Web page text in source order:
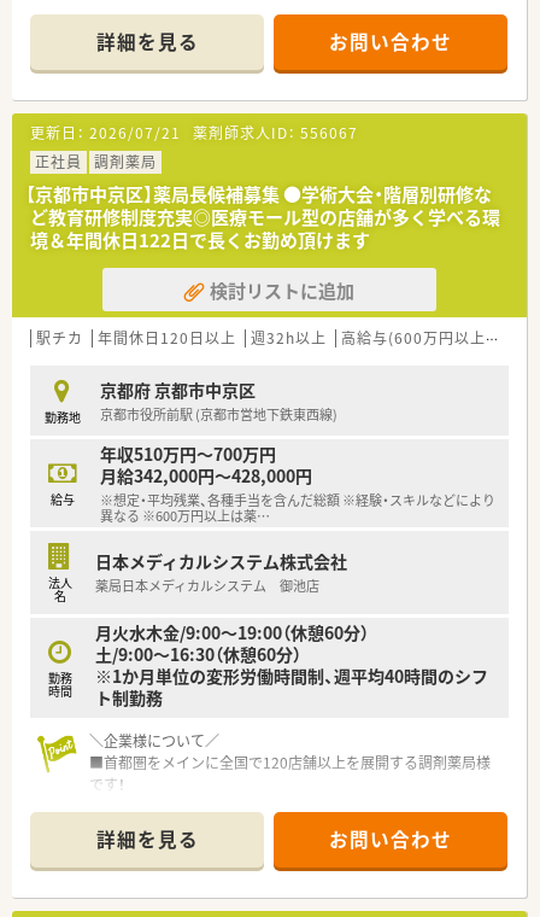
ケーションも取りやすい環境です
■調剤薬局事業のほか、医療モール開発・医師開業支援など様々
な事業を展開しており安定性抜群！
その中でも無借金経営を続けられているため安心してお勤め頂
ける企業様です！
■社員様とそのご家族様も大切にする、というお考えがございま
すので、長くお勤めされたい方にもピッタリです
＼働きやすい環境／
■年間休日122日！長期休暇取得や有給休暇取得推進制度があり
ますのでプライベートを大切にしたい方にもオススメ！
■育休は3年間取得が可能で、時短制度はお子様が小学校6年生
男性の育休取得実績もございます◎
■教育研修制度にも力をいれてらっしゃり、全薬剤師様が出席さ
れる学術大会や階層別研修、キャリア薬剤師研修、認定資格取得
制度、各種eラーニング補助などがございます！
■病院・ＭＲ・CROご出身の方も歓迎しております！ご本人様の頑
張りなどにもよりますが未経験から数年で薬局長様になられた
実績もございます♪
未経験・ブランクのある方を受け入れられる体制が整っていま
す
＼福利厚生について／
■単身のお住まいの方には借上社宅・住宅手当がございます！
ア限定で働きたい方も33歳11ヶ月まで家賃2万円の手当がござ
います♪
■選択型確定拠出年金制度・財形貯蓄制度・リゾートマンション・
保養所など、長く就業頂けるよう制度が充実しています
詳細を見る お問い合わせ
更新日： 2026/07/21 薬剤師求人ID： 556067
正社員
調剤薬局
【京都市中京区】薬局長候補募集 ●学術大会・階層別研修な
ど教育研修制度充実◎医療モール型の店舗が多く学べる環
境＆年間休日122日で長くお勤め頂けます
検討リストに追加
駅チカ 年間休日120日以上 週32h以上 高給与(600万円以上)
勤務地
京都府 京都市中京区
京都市役所前駅 (京都市営地下鉄東西線)
給与
年収510万円～700万円
月給342,000円～428,000円
※想定・平均残業、各種手当を含んだ総額 ※経験・スキルなどにより
異なる ※600万円以上は薬…
法人
名
日本メディカルシステム株式会社
薬局日本メディカルシステム 御池店
勤務
時間
月火水木金/9:00～19:00（休憩60分）
土/9:00～16:30（休憩60分）
※1か月単位の変形労働時間制、週平均40時間のシフ
ト制勤務
＼企業様について／
■首都圏をメインに全国で120店舗以上を展開する調剤薬局様
です！
■調剤薬局の運営のほか、医療モール開発・医師開業支援・ヘルシ
ー＆ビューティ事業等、様々な事業を展開しており安定性抜群！
その中でも無借金経営を続けられているため安心してお勤め
頂ける企業様です
詳細を見る お問い合わせ